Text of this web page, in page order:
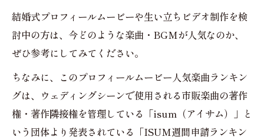
結婚式プロフィールムービーや生い立ちビデオ制作を検
討中の方は、今どのような楽曲・BGMが人気なのか、
ぜひ参考にしてみてください。
ちなみに、このプロフィールムービー人気楽曲ランキン
グは、ウェディングシーンで使用される市販楽曲の著作
権・著作隣接権を管理している「isum（アイサム）」と
いう団体より発表されている「ISUM週間申請ランキン